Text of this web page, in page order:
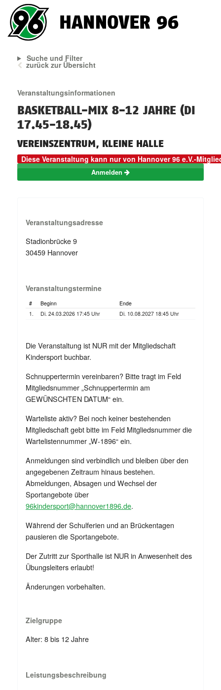
Suche und Filter
zurück zur Übersicht
Veranstaltungsinformationen
BASKETBALL-MIX 8-12 JAHRE (DI
17.45-18.45)
VEREINSZENTRUM, KLEINE HALLE
Diese Veranstaltung kann nur von Hannover 96 e.V.-
Anmelden
Veranstaltungsadresse
Stadionbrücke 9
30459 Hannover
Veranstaltungstermine
# Beginn
Ende
1.
Di. 24.03.2026 17:45 Uhr Di. 10.08.2027 18:45 Uhr
Die Veranstaltung ist NUR mit der Mitgliedschaft
Kindersport buchbar.
Schnuppertermin vereinbaren? Bitte tragt im Feld
Mitgliedsnummer „Schnuppertermin am
GEWÜNSCHTEN DATUM“ ein.
Warteliste aktiv? Bei noch keiner bestehenden
Mitgliedschaft gebt bitte im Feld Mitgliedsnummer die
Wartelistennummer „W-1896“ ein.
Anmeldungen sind verbindlich und bleiben über den
angegebenen Zeitraum hinaus bestehen.
Abmeldungen, Absagen und Wechsel der
Sportangebote über
96kindersport@hannover1896.de.
Während der Schulferien und an Brückentagen
pausieren die Sportangebote.
Der Zutritt zur Sporthalle ist NUR in Anwesenheit des
Übungsleiters erlaubt!
Änderungen vorbehalten.
Zielgruppe
Alter: 8 bis 12 Jahre
Leistungsbeschreibung